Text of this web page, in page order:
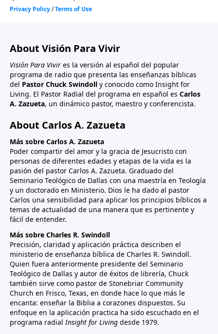
están viviendo como esclavos.
About Visión Para Vivir
Visión Para Vivir es la versión al español del popular
programa de radio que presenta las enseñanzas bíblicas
del Pastor Chuck Swindoll y conocido como Insight for
Living. El Pastor Radial del programa en español es Carlos
A. Zazueta, un dinámico pastor, maestro y conferencista.
About Carlos A. Zazueta
Más sobre Carlos A. Zazueta
Poder compartir del amor y la gracia de Jesucristo con
personas de diferentes edades y etapas de la vida es la
pasión del pastor Carlos A. Zazueta. Graduado del
Seminario Teológico de Dallas con una maestría en Teología
y un doctorado en Ministerio. Dios le ha dado al pastor
Carlos una sensibilidad para aplicar los principios bíblicos a
temas de actualidad de una manera que es pertinente y
fácil de entender.
Más sobre Charles R. Swindoll
Precisión, claridad y aplicación práctica describen el
ministerio de enseñanza bíblica de Charles R. Swindoll.
Quien fuera anteriormente presidente del Seminario
Teológico de Dallas y autor de éxitos de librería, Chuck
también sirve como pastor de Stonebriar Community
Church en Frisco, Texas, en donde hace lo que más le
encanta: enseñar la Biblia a corazones dispuestos. Su
enfoque en la aplicación practica ha sido escuchado en el
programa radialInsight for Living desde 1979.